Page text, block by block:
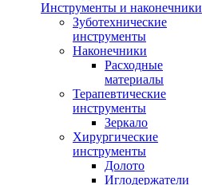
Инструменты и наконечники
Зуботехнические
инструменты
Наконечники
Расходные
материалы
Терапевтические
инструменты
Зеркало
Хирургические
инструменты
Долото
Иглодержатели